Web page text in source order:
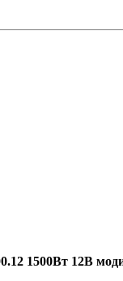
1500Вт 12В